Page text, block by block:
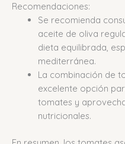
Recomendaciones:
Se recomienda
aceite de oliva
dieta equilibrada,
mediterránea.
La combinación de
excelente opción
tomates y
nutricionales.